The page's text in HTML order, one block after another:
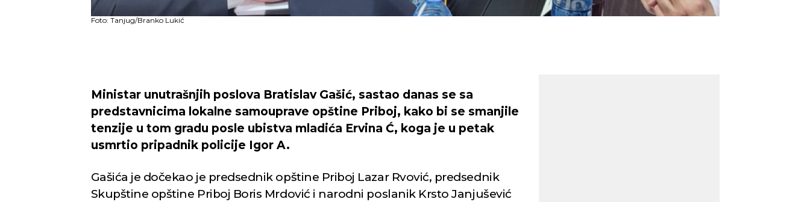
Foto: Tanjug/Branko Lukić
Ministar unutrašnjih poslova Bratislav Gašić, sastao danas se sa
predstavnicima lokalne samouprave opštine Priboj, kako bi se smanjile
tenzije u tom gradu posle ubistva mladića Ervina Ć, koga je u petak
usmrtio pripadnik policije Igor A.
Gašića je dočekao je predsednik opštine Priboj Lazar Rvović, predsednik
Skupštine opštine Priboj Boris Mrdović i narodni poslanik Krsto Janjušević